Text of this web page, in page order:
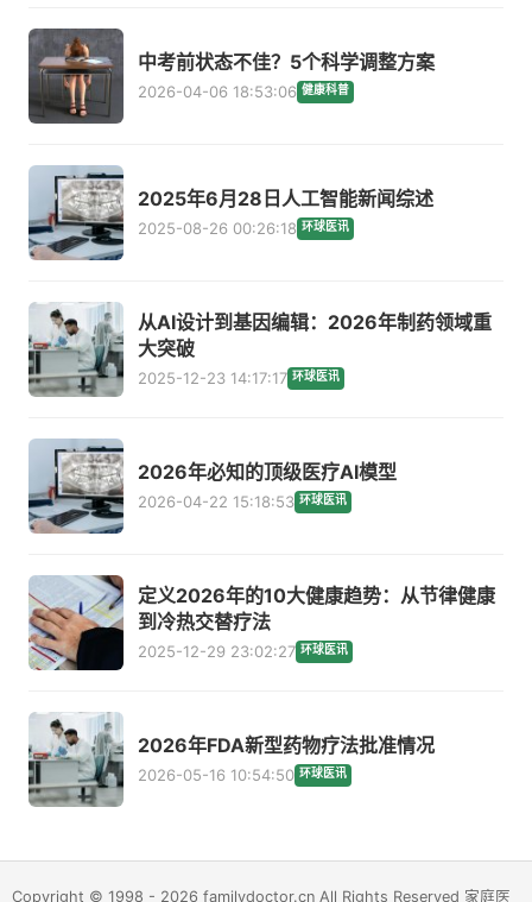
中考前状态不佳？5个科学调整方案
2026-04-06 18:53:06 健康科普
2025年6月28日人工智能新闻综述
2025-08-26 00:26:18 环球医讯
从AI设计到基因编辑：2026年制药领域重
大突破
2025-12-23 14:17:17 环球医讯
2026年必知的顶级医疗AI模型
2026-04-22 15:18:53 环球医讯
定义2026年的10大健康趋势：从节律健康
到冷热交替疗法
2025-12-29 23:02:27 环球医讯
2026年FDA新型药物疗法批准情况
2026-05-16 10:54:50 环球医讯
Copyright © 1998 - 2026 familydoctor.cn All Rights Reserved 家庭医